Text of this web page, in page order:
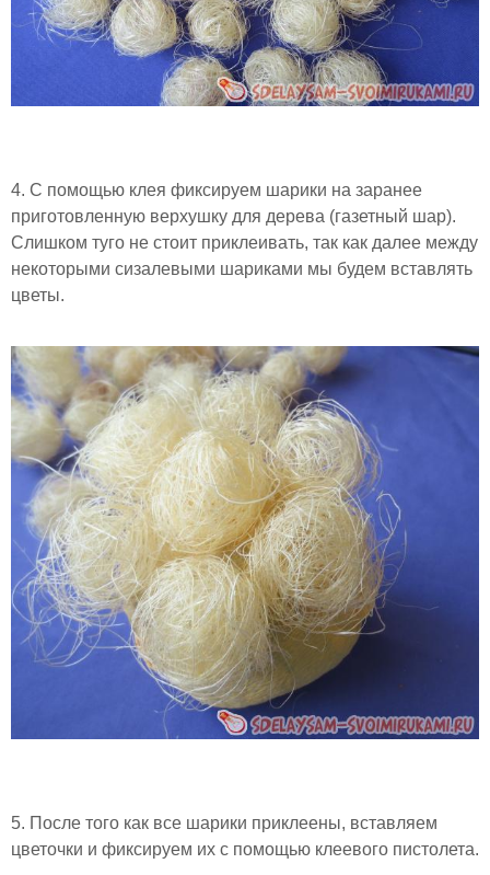
4. С помощью клея фиксируем шарики на заранее
приготовленную верхушку для дерева (газетный шар).
Слишком туго не стоит приклеивать, так как далее между
некоторыми сизалевыми шариками мы будем вставлять
цветы.
5. После того как все шарики приклеены, вставляем
цветочки и фиксируем их с помощью клеевого пистолета.